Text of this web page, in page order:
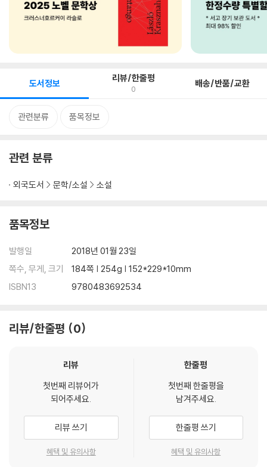
도서정보 리뷰/한줄평
0 배송/반품/교환
관련분류 품목정보
관련 분류
외국도서 문학/소설 소설
품목정보
발행일
2018년 01월 23일
쪽수, 무게, 크기
184쪽 | 254g | 152*229*10mm
ISBN13
9780483692534
리뷰/한줄평 0
리뷰
첫번째 리뷰어가
되어주세요.
리뷰 쓰기
혜택 및 유의사항
한줄평
첫번째 한줄평을
남겨주세요.
한줄평 쓰기
혜택 및 유의사항